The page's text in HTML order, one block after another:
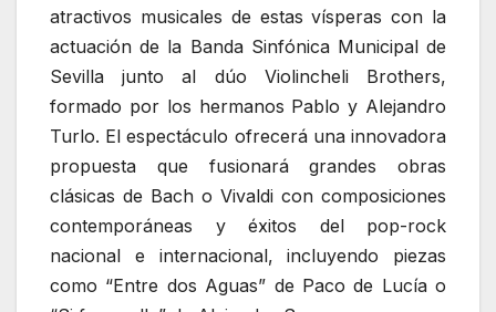
atractivos musicales de estas vísperas con la
actuación de la Banda Sinfónica Municipal de
Sevilla junto al dúo Violincheli Brothers,
formado por los hermanos Pablo y Alejandro
Turlo. El espectáculo ofrecerá una innovadora
propuesta que fusionará grandes obras
clásicas de Bach o Vivaldi con composiciones
contemporáneas y éxitos del pop-rock
nacional e internacional, incluyendo piezas
como “Entre dos Aguas” de Paco de Lucía o